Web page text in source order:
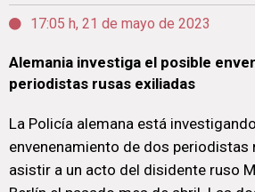
17:05 h, 21 de mayo de 2023
Alemania investiga el posible
periodistas rusas exiliadas
La Policía alemana está
envenenamiento de dos periodistas
asistir a un acto del disidente ruso